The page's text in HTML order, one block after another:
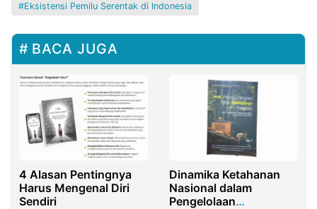
Eksistensi Pemilu Serentak di Indonesia
BACA JUGA
4 Alasan Pentingnya
Harus Mengenal Diri
Sendiri
Dinamika Ketahanan
Nasional dalam
Pengelolaan